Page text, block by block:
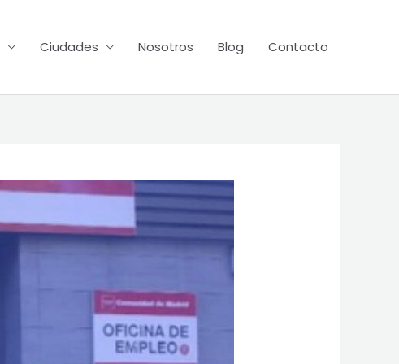
Ciudades Nosotros Blog Contacto